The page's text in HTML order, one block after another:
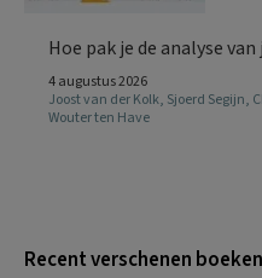
Hoe pak je de analyse
4 augustus 2026
Joost van der Kolk, Sjoerd Segijn,
Wouter ten Have
Recent verschenen boeken